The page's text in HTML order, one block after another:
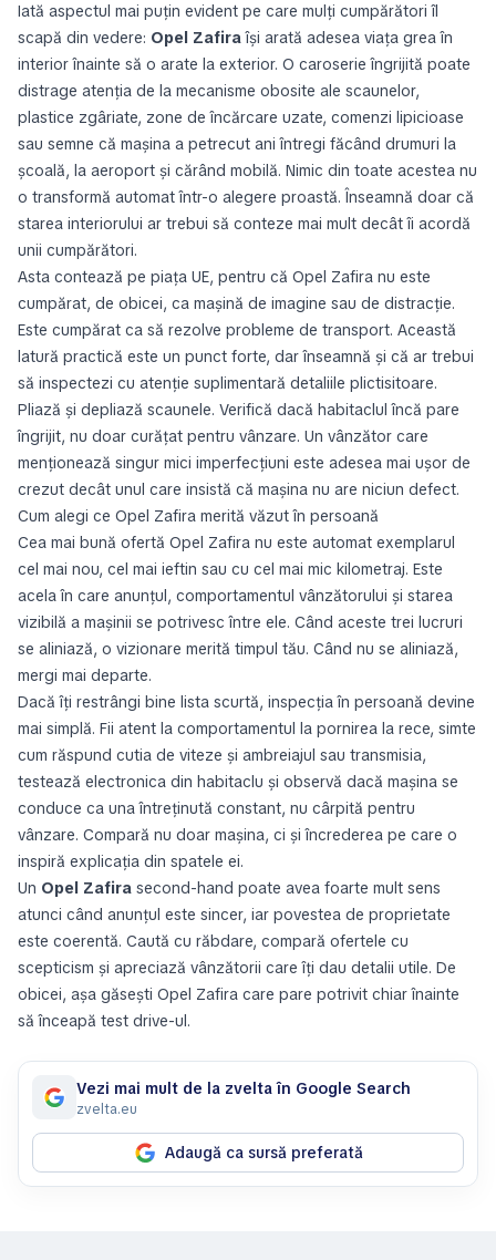
Iată aspectul mai puțin evident pe care mulți cumpărători îl
scapă din vedere: Opel Zafiraîși arată adesea viața grea în
interior înainte să o arate la exterior. O caroserie îngrijită poate
distrage atenția de la mecanisme obosite ale scaunelor,
plastice zgâriate, zone de încărcare uzate, comenzi lipicioase
sau semne că mașina a petrecut ani întregi făcând drumuri la
școală, la aeroport și cărând mobilă. Nimic din toate acestea nu
o transformă automat într-o alegere proastă. Înseamnă doar că
starea interiorului ar trebui să conteze mai mult decât îi acordă
unii cumpărători.
Asta contează pe piața UE, pentru că Opel Zafira nu este
cumpărat, de obicei, ca mașină de imagine sau de distracție.
Este cumpărat ca să rezolve probleme de transport. Această
latură practică este un punct forte, dar înseamnă și că ar trebui
să inspectezi cu atenție suplimentară detaliile plictisitoare.
Pliază și depliază scaunele. Verifică dacă habitaclul încă pare
îngrijit, nu doar curățat pentru vânzare. Un vânzător care
menționează singur mici imperfecțiuni este adesea mai ușor de
crezut decât unul care insistă că mașina nu are niciun defect.
Cum alegi ce Opel Zafira merită văzut în persoană
Cea mai bună ofertă Opel Zafira nu este automat exemplarul
cel mai nou, cel mai ieftin sau cu cel mai mic kilometraj. Este
acela în care anunțul, comportamentul vânzătorului și starea
vizibilă a mașinii se potrivesc între ele. Când aceste trei lucruri
se aliniază, o vizionare merită timpul tău. Când nu se aliniază,
mergi mai departe.
Dacă îți restrângi bine lista scurtă, inspecția în persoană devine
mai simplă. Fii atent la comportamentul la pornirea la rece, simte
cum răspund cutia de viteze și ambreiajul sau transmisia,
testează electronica din habitaclu și observă dacă mașina se
conduce ca una întreținută constant, nu cârpită pentru
vânzare. Compară nu doar mașina, ci și încrederea pe care o
inspiră explicația din spatele ei.
Un Opel Zafira second-hand poate avea foarte mult sens
atunci când anunțul este sincer, iar povestea de proprietate
este coerentă. Caută cu răbdare, compară ofertele cu
scepticism și apreciază vânzătorii care îți dau detalii utile. De
obicei, așa găsești Opel Zafira care pare potrivit chiar înainte
să înceapă test drive-ul.
Vezi mai mult de la zvelta în Google Search
zvelta.eu
Adaugă ca sursă preferată